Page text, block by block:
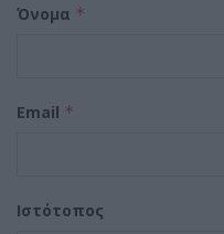
Όνομα *
Email *
Ιστότοπος